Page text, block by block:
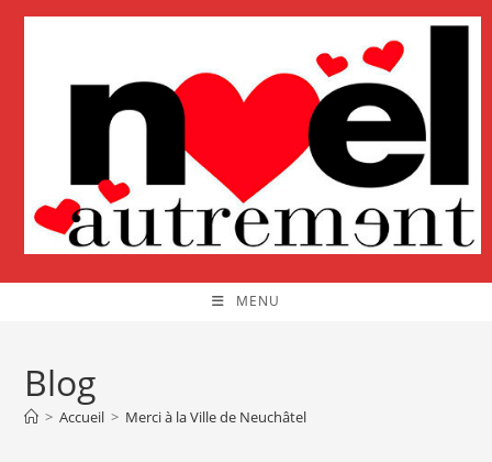
Skip
MENU
Blog
> Accueil > Merci à la Ville de Neuchâtel